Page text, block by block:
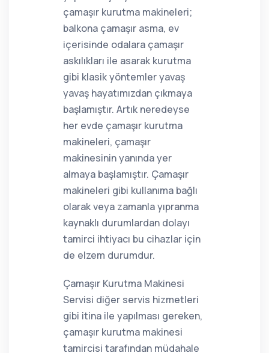
çamaşır kurutma makineleri;
balkona çamaşır asma, ev
içerisinde odalara çamaşır
askılıkları ile asarak kurutma
gibi klasik yöntemler yavaş
yavaş hayatımızdan çıkmaya
başlamıştır. Artık neredeyse
her evde çamaşır kurutma
makineleri, çamaşır
makinesinin yanında yer
almaya başlamıştır. Çamaşır
makineleri gibi kullanıma bağlı
olarak veya zamanla yıpranma
kaynaklı durumlardan dolayı
tamirci ihtiyacı bu cihazlar için
de elzem durumdur.
Çamaşır Kurutma Makinesi
Servisi diğer servis hizmetleri
gibi itina ile yapılması gereken,
çamaşır kurutma makinesi
tamircisi tarafından müdahale